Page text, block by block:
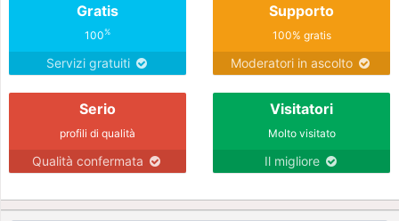
Gratis
100%
Servizi gratuiti
Supporto
100% gratis
Moderatori in ascolto
Serio
profili di qualità
Qualità confermata
Visitatori
Molto visitato
Il migliore